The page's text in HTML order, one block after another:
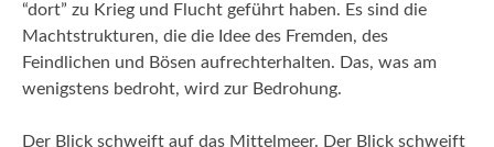
“dort” zu Krieg und Flucht geführt haben. Es sind die
Machtstrukturen, die die Idee des Fremden, des
Feindlichen und Bösen aufrechterhalten. Das, was am
wenigstens bedroht, wird zur Bedrohung.
Der Blick schweift auf das Mittelmeer. Der Blick schweift